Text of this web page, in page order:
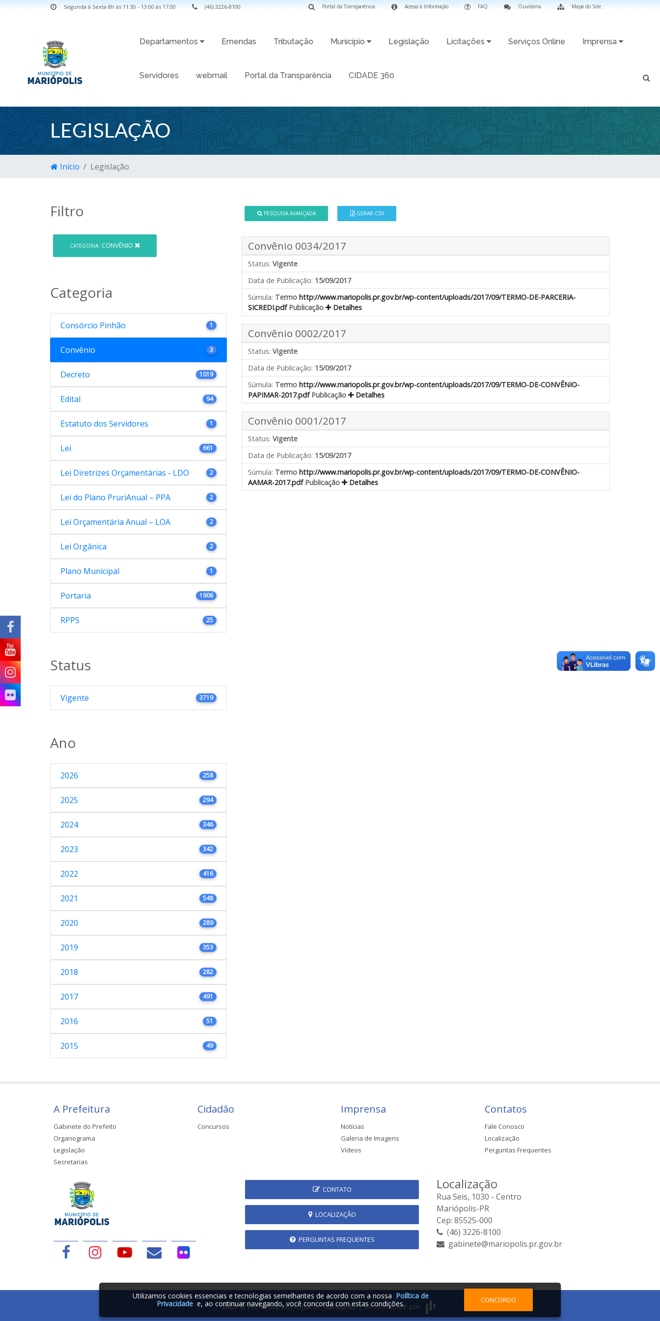
Segunda à Sexta 8h às 11:30 - 13:00 às 17:00 (46) 3226-8100 Mapa do Site
Ouvidoria
FAQ
Acesso à Informação
Portal da Transparência
Departamentos Emendas Tributação Município Legislação Licitações Serviços Online Imprensa
Servidores webmail Portal da Transparência CIDADE 360
LEGISLAÇÃO
Início Legislação
Filtro
CATEGORIA: CONVÊNIO
Categoria
Consórcio Pinhão 1
Convênio 3
Decreto 1019
Edital 94
Estatuto dos Servidores 1
Lei 661
Lei Diretrizes Orçamentárias - LDO 2
Lei do Plano PruriAnual – PPA 2
Lei Orçamentária Anual – LOA 2
Lei Orgânica 2
Plano Municipal 1
Portaria 1906
RPPS 25
Status
Vigente 3719
Ano
2026 258
2025 294
2024 346
2023 342
2022 416
2021 548
2020 289
2019 353
2018 282
2017 491
2016 51
2015 49
PESQUISA AVANÇADA GERAR CSV
Convênio 0034/2017
Status: Vigente
Data de Publicação: 15/09/2017
Súmula: Termo http://www.mariopolis.pr.gov.br/wp-content/uploads/2017/09/TERMO-DE-PARCERIA-
SICREDI.pdfPublicação Detalhes
Convênio 0002/2017
Status: Vigente
Data de Publicação: 15/09/2017
Súmula: Termo http://www.mariopolis.pr.gov.br/wp-content/uploads/2017/09/TERMO-DE-CONVÊNIO-
PAPIMAR-2017.pdfPublicação Detalhes
Convênio 0001/2017
Status: Vigente
Data de Publicação: 15/09/2017
Súmula: Termo http://www.mariopolis.pr.gov.br/wp-content/uploads/2017/09/TERMO-DE-CONVÊNIO-
AAMAR-2017.pdfPublicação Detalhes
A Prefeitura
Gabinete do Prefeito
Organograma
Legislação
Secretarias
Cidadão
Concursos
Imprensa
Notícias
Galeria de Imagens
Vídeos
Contatos
Fale Conosco
Localização
Perguntas Frequentes
CONTATO
LOCALIZAÇÃO
PERGUNTAS FREQUENTES
Localização
Rua Seis, 1030 - Centro
Mariópolis-PR
Cep: 85525-000
(46) 3226-8100
gabinete@mariopolis.pr.gov.br
2026 © Prefeitura Municipal de Mariópolis | Desenvolvido por:
Utilizamos cookies essenciais e tecnologias semelhantes de acordo com a nossa Política de
Privacidade e, ao continuar navegando, você concorda com estas condições. CONCORDO